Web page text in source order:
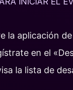
la aplicación
en el
la lista de